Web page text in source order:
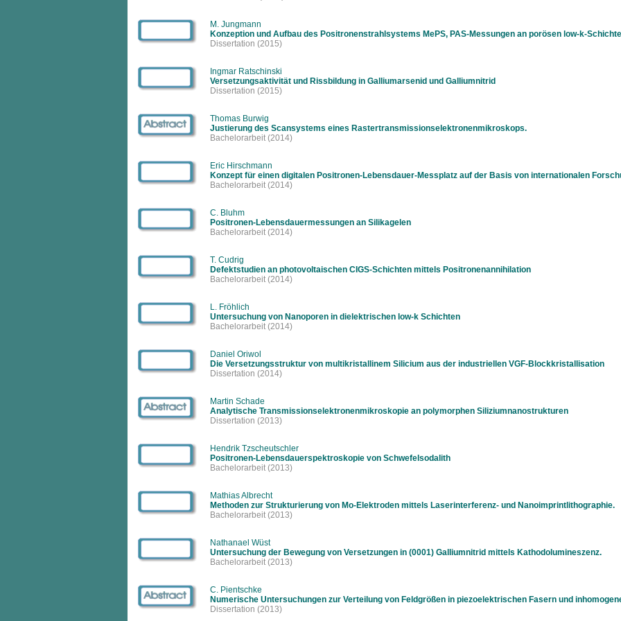
M. Jungmann
Konzeption und Aufbau des Positronenstrahlsystems MePS, PAS-Messungen an porösen low-k-
Dissertation (2015)
Ingmar Ratschinski
Versetzungsaktivität und Rissbildung in Galliumarsenid und Galliumnitrid
Dissertation (2015)
Thomas Burwig
Justierung des Scansystems eines Rastertransmissionselektronenmikroskops.
Bachelorarbeit (2014)
Eric Hirschmann
Konzept für einen digitalen Positronen-Lebensdauer-Messplatz auf der Basis von internationalen
Bachelorarbeit (2014)
C. Bluhm
Positronen-Lebensdauermessungen an Silikagelen
Bachelorarbeit (2014)
T. Cudrig
Defektstudien an photovoltaischen CIGS-Schichten mittels Positronenannihilation
Bachelorarbeit (2014)
L. Fröhlich
Untersuchung von Nanoporen in dielektrischen low-k Schichten
Bachelorarbeit (2014)
Daniel Oriwol
Die Versetzungsstruktur von multikristallinem Silicium aus der industriellen VGF-Blockkristallisation
Dissertation (2014)
Martin Schade
Analytische Transmissionselektronenmikroskopie an polymorphen Siliziumnanostrukturen
Dissertation (2013)
Hendrik Tzscheutschler
Positronen-Lebensdauerspektroskopie von Schwefelsodalith
Bachelorarbeit (2013)
Mathias Albrecht
Methoden zur Strukturierung von Mo-Elektroden mittels Laserinterferenz- und Nanoimprintlithographie.
Bachelorarbeit (2013)
Nathanael Wüst
Untersuchung der Bewegung von Versetzungen in (0001) Galliumnitrid mittels Kathodolumineszenz.
Bachelorarbeit (2013)
C. Pientschke
Numerische Untersuchungen zur Verteilung von Feldgrößen in piezoelektrischen Fasern und
Dissertation (2013)